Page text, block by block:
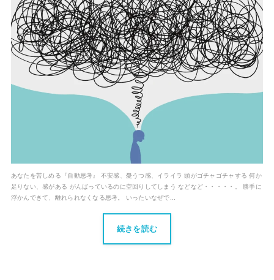
あなたを苦しめる『自動思考』 不安感、憂うつ感、イライラ 頭がゴチャゴチャする 何か
足りない、感がある がんばっているのに空回りしてしまう などなど・・・・・。 勝手に
浮かんできて、離れられなくなる思考。 いったいなぜで...
続きを読む